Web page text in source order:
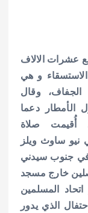
عشرات الالاف
و هي
وقال
الأمطار دعما
أُقيمت صلاة
في نيو ساوث ويلز
جنوب سيدني
خارج مسجد
المسلمين
الذي يدور